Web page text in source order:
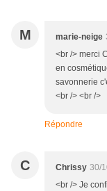
M marie-neige
<br /> merci
en
savonnerie
<br /> <br />
Répondre
C Chrissy 30/
<br /> Je